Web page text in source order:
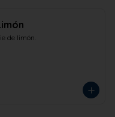
de limón.